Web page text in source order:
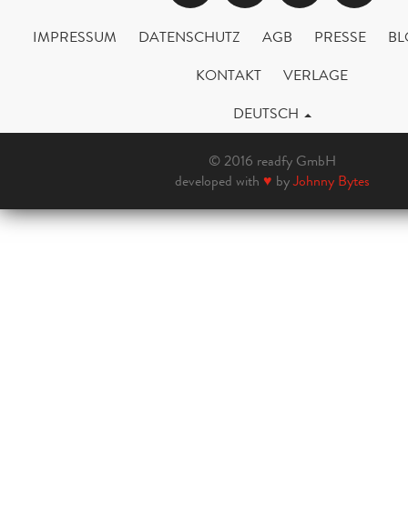
IMPRESSUM DATENSCHUTZ AGB PRESSE
KONTAKT
VERLAGE
DEUTSCH
© 2016 readfy GmbH
developed with ♥ byJohnny Bytes